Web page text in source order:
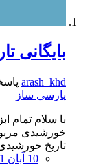
بایگانی
arash_khd
پارسی ساز
با سلام تمام
خورشیدی
تاریخ
10 آبان 1401